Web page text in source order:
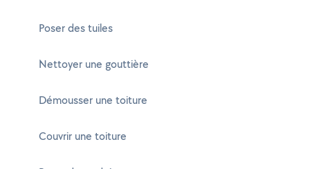
Poser des tuiles
Nettoyer une gouttière
Démousser une toiture
Couvrir une toiture